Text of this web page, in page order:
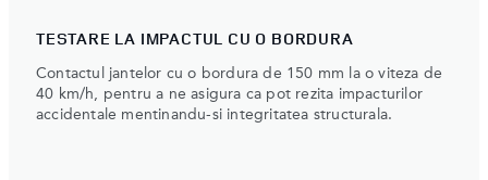
TESTARE LA IMPACTUL CU O BORDURA
Contactul jantelor cu o bordura de 150 mm la o viteza de
40 km/h, pentru a ne asigura ca pot rezita impacturilor
accidentale mentinandu-si integritatea structurala.